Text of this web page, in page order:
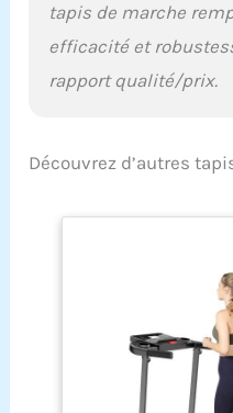
tapis de marche
efficacité et
rapport qualité/prix.
Découvrez d’autres